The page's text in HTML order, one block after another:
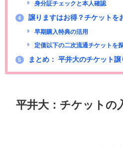
身分証チェックと本人確認
4 譲りますはお得？チケットを
早期購入特典の活用
定価以下の二次流通チケットを
5 まとめ： 平井大のチケット譲
平井大：チケットの